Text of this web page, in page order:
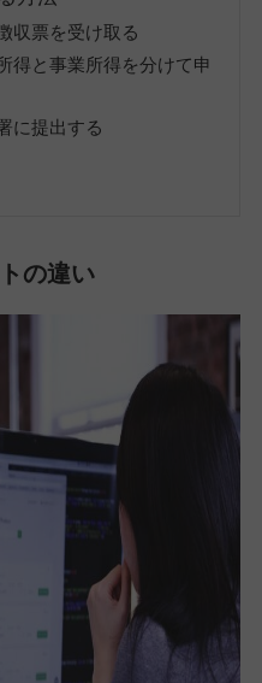
収票を受け取る
得と事業所得を分けて申
に提出する
の違い